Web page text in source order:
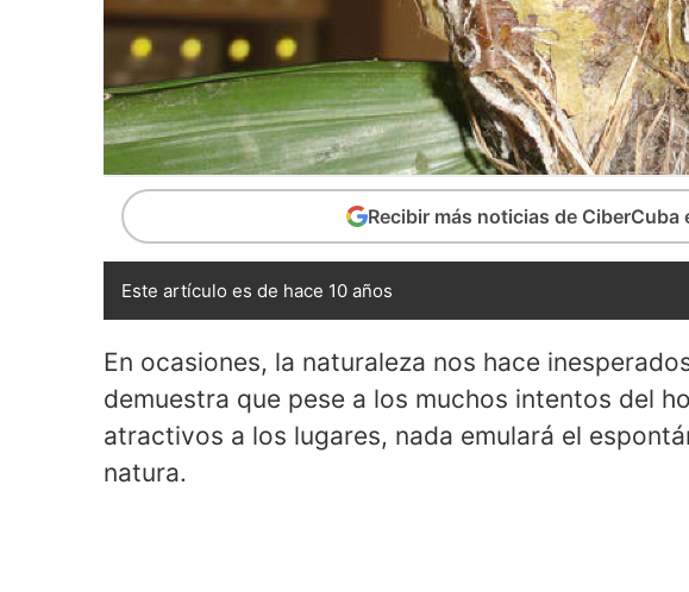
Recibir más noticias de CiberCuba
Este artículo es de hace 10 años
En ocasiones, la naturaleza nos hace
demuestra que pese a los muchos intentos del
atractivos a los lugares, nada emulará el
natura.